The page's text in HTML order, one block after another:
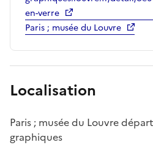
en-verre
Paris ; musée du Louvre
Localisation
Paris ; musée du Louvre
graphiques